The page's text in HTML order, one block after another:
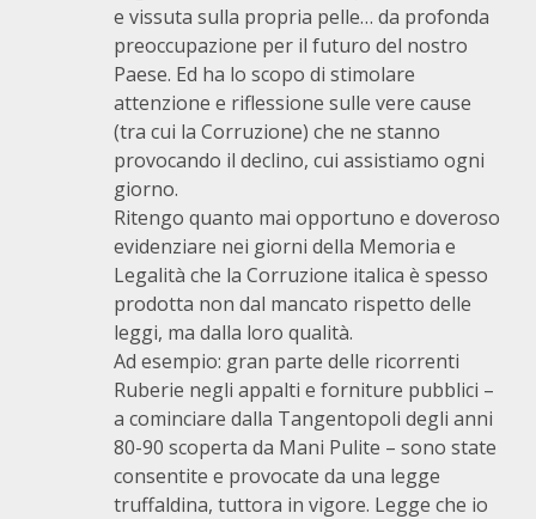
e vissuta sulla propria pelle… da profonda
preoccupazione per il futuro del nostro
Paese. Ed ha lo scopo di stimolare
attenzione e riflessione sulle vere cause
(tra cui la Corruzione) che ne stanno
provocando il declino, cui assistiamo ogni
giorno.
Ritengo quanto mai opportuno e doveroso
evidenziare nei giorni della Memoria e
Legalità che la Corruzione italica è spesso
prodotta non dal mancato rispetto delle
leggi, ma dalla loro qualità.
Ad esempio: gran parte delle ricorrenti
Ruberie negli appalti e forniture pubblici –
a cominciare dalla Tangentopoli degli anni
80-90 scoperta da Mani Pulite – sono state
consentite e provocate da una legge
truffaldina, tuttora in vigore. Legge che io